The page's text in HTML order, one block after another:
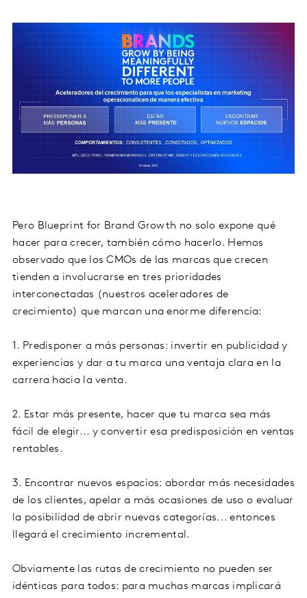
Pero Blueprint for Brand Growth no solo expone qué
hacer para crecer, también cómo hacerlo. Hemos
observado que los CMOs de las marcas que crecen
tienden a involucrarse en tres prioridades
interconectadas (nuestros aceleradores de
crecimiento) que marcan una enorme diferencia:
1. Predisponer a más personas: invertir en publicidad y
experiencias y dar a tu marca una ventaja clara en la
carrera hacia la venta.
2. Estar más presente, hacer que tu marca sea más
fácil de elegir... y convertir esa predisposición en ventas
rentables.
3. Encontrar nuevos espacios: abordar más necesidades
de los clientes, apelar a más ocasiones de uso o evaluar
la posibilidad de abrir nuevas categorías... entonces
llegará el crecimiento incremental.
Obviamente las rutas de crecimiento no pueden ser
idénticas para todos: para muchas marcas implicará